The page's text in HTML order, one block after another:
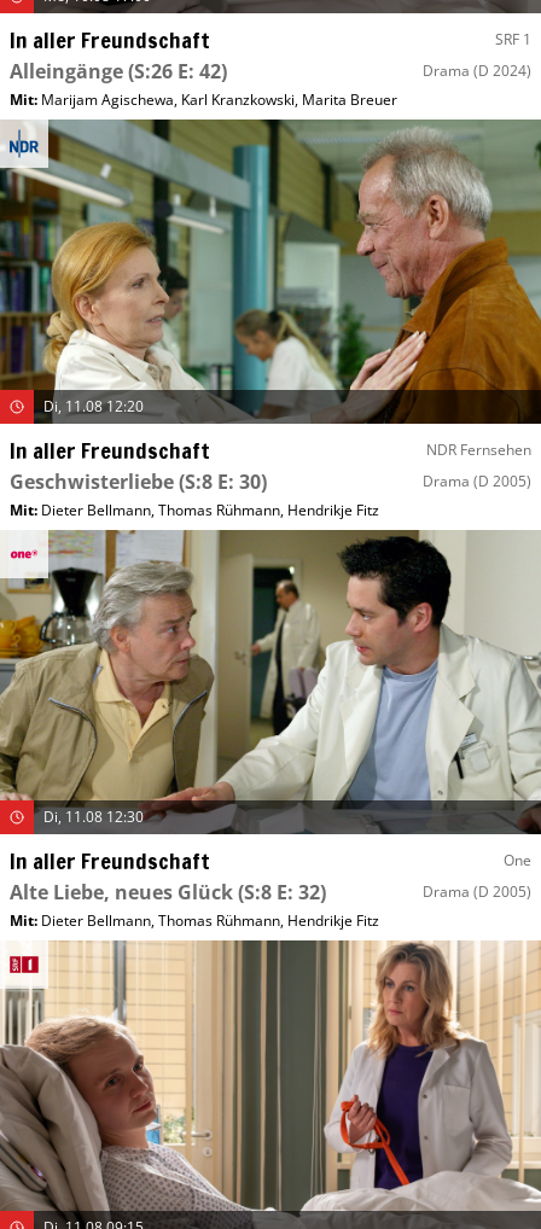
In aller Freundschaft SRF 1
Alleingänge(S:26 E: 42) Drama (D 2024)
Mit: Marijam Agischewa, Karl Kranzkowski, Marita Breuer
Di, 11.08 12:20
In aller Freundschaft NDR Fernsehen
Geschwisterliebe(S:8 E: 30) Drama (D 2005)
Mit: Dieter Bellmann,Thomas Rühmann, Hendrikje Fitz
Di, 11.08 12:30
In aller Freundschaft One
Alte Liebe, neues Glück(S:8 E: 32) Drama (D 2005)
Mit: Dieter Bellmann,Thomas Rühmann, Hendrikje Fitz